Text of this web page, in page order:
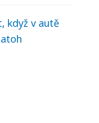
když v autě